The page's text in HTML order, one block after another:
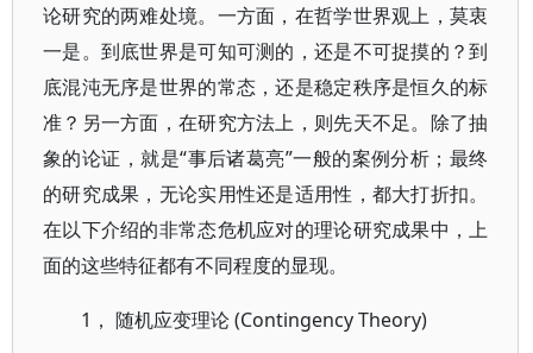
论研究的两难处境。一方面，在哲学世界观上，莫衷
一是。到底世界是可知可测的，还是不可捉摸的？到
底混沌无序是世界的常态，还是稳定秩序是恒久的标
准？另一方面，在研究方法上，则先天不足。除了抽
象的论证，就是“事后诸葛亮”一般的案例分析；最终
的研究成果，无论实用性还是适用性，都大打折扣。
在以下介绍的非常态危机应对的理论研究成果中，上
面的这些特征都有不同程度的显现。
1， 随机应变理论 (Contingency Theory)